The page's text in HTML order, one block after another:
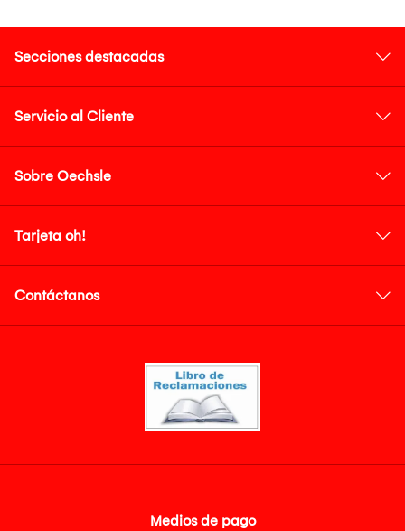
Secciones destacadas
Servicio al Cliente
Sobre Oechsle
Tarjeta oh!
Contáctanos
Medios de pago